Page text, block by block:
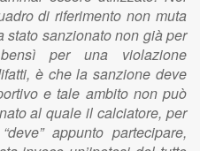
di riferimento non muta
stato sanzionato non già per
per una violazione
è che la sanzione deve
e tale ambito non può
al quale il calciatore, per
appunto partecipare,